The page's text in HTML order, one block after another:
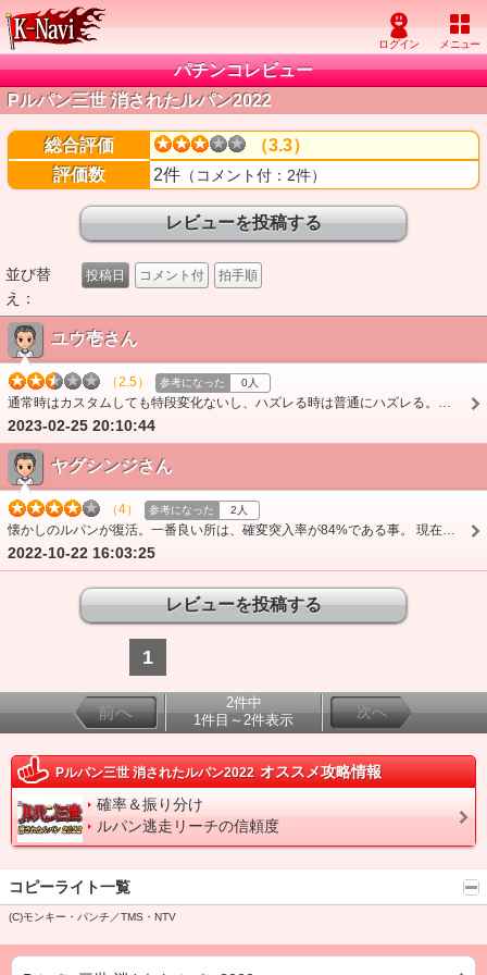
パチンコレビュー
Pルパン三世 消されたルパン2022
総合評価
（3.3）
評価数
2件 （コメント付：2件）
並び替
え：
投稿日 コメント付 拍手順
ユウ壱さん
（2.5） 参考になった 0人
通常時はカスタムしても特段変化ないし、ハズレる時は普通にハズレる。右は面白いが、当たるまでのハードルが高く、通常時（左）はすごく退屈。
2023-02-25 20:10:44
ヤグシンジさん
（4） 参考になった 2人
懐かしのルパンが復活。一番良い所は、確変突入率が84%である事。 現在の1/2より、安定感は抜群。当時、狂ったようにうってたのを思いだしました。
2022-10-22 16:03:25
1
前へ
2件中
1件目～2件表示
次へ
Pルパン三世 消されたルパン2022 オススメ攻略情報
確率＆振り分け
ルパン逃走リーチの信頼度
コピーライト一覧
(C)モンキー・パンチ／TMS・NTV